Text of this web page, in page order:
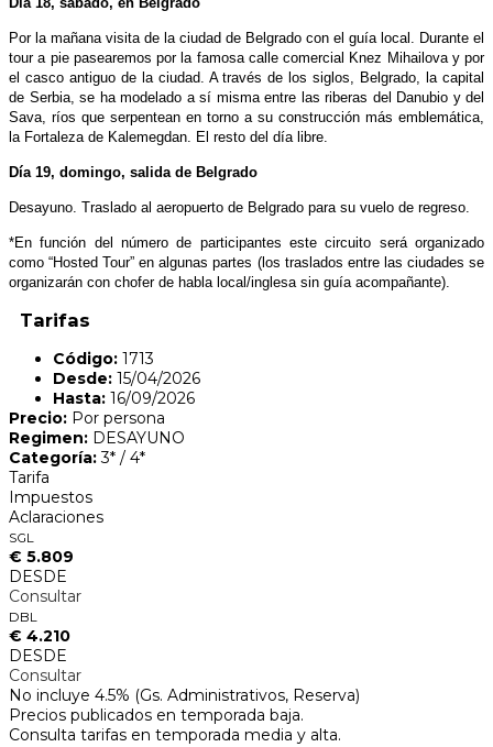
Por la mañana visita de la ciudad de Belgrado con el guía local. Durante el
tour a pie pasearemos por la famosa calle comercial Knez Mihailova y por
el casco antiguo de la ciudad. A través de los siglos, Belgrado, la capital
de Serbia, se ha modelado a sí misma entre las riberas del Danubio y del
Sava, ríos que serpentean en torno a su construcción más emblemática,
la Fortaleza de Kalemegdan. El resto del día libre.
Día 19, domingo, salida de Belgrado
Desayuno. Traslado al aeropuerto de Belgrado para su vuelo de regreso.
*En función del número de participantes este circuito será organizado
como “Hosted Tour” en algunas partes (los traslados entre las ciudades se
organizarán con chofer de habla local/inglesa sin guía acompañante).
Tarifas
Código: 1713
Desde: 15/04/2026
Hasta: 16/09/2026
Precio: Por persona
Regimen: DESAYUNO
Categoría:3* / 4*
Tarifa
Impuestos
Aclaraciones
SGL
€ 5.809
DESDE
Consultar
DBL
€ 4.210
DESDE
Consultar
No incluye 4.5% (Gs. Administrativos, Reserva)
Precios publicados en temporada baja.
Consulta tarifas en temporada media y alta.